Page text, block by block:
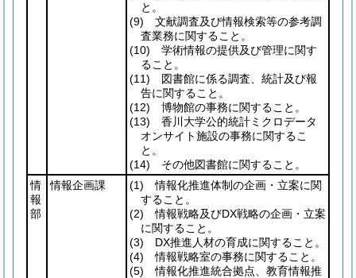
と。
(9) 文献調査及び情報検索等の参考調
査業務に関すること。
(10) 学術情報の提供及び管理に関す
ること。
(11) 図書館に係る調査、統計及び報
告に関すること。
(12) 博物館の事務に関すること。
(13) 香川大学公的統計ミクロデータ
オンサイト施設の事務に関するこ
と。
(14) その他図書館に関すること。
情
報
部
情報企画課 (1) 情報化推進体制の企画・立案に関
すること。
(2) 情報戦略及びDX戦略の企画・立案
に関すること。
(3) DX推進人材の育成に関すること。
(4) 情報戦略室の事務に関すること。
(5) 情報化推進統合拠点、教育情報推